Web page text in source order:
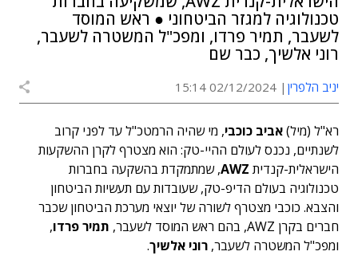
טכנולוגיה למגזר הביטחוני ● ראש המוסד
לשעבר, תמיר פרדו, ומפכ"ל המשטרה לשעבר,
רוני אלשיך, כבר שם
יניב הלפרין 02/12/2024 15:14
רא"ל (מיל)אביב כוכבי, מי שהיה הרמטכ"ל עד לפני קרוב
לשנתיים, נכנס לעולם ההיי-טק: הוא מצטרף לקרן ההשקעות
הישראלית-קנדית AWZ, שמתמקדת בהשקעה בחברות
טכנולוגיה בעולם הדיפ-טק, שעובדות עם תעשיות הביטחון
והצבא. כוכבי מצטרף לשורה של יוצאי מערכת הביטחון שכבר
חברים בקרן AWZ, בהם ראש המוסד לשעבר,
תמיר פרדו,
ומפכ"ל המשטרה לשעבר, רוני אלשיך.